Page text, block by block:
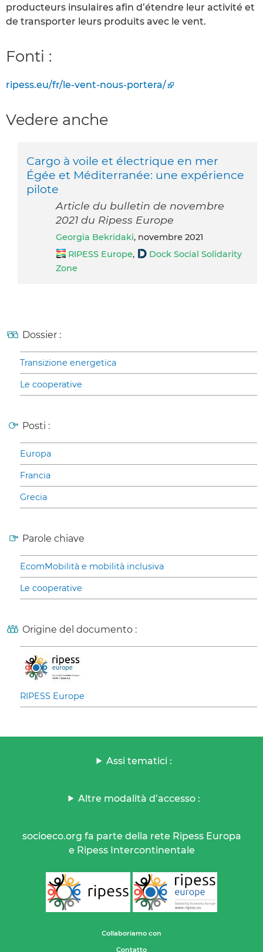
producteurs insulaires afin d’étendre leur activité et
de transporter leurs produits avec le vent.
Fonti :
ripess.eu/fr/le-vent-nous-portera/
Vedere anche
Cargo à voile et électrique en mer
Égée et Méditerranée: une expérience
pilote
Article du bulletin de novembre
2021 du Ripess Europe
Georgia Bekridaki, novembre 2021
RIPESS Europe,
Dock Social Solidarity
Zone
Dossier :
Transizione energetica
Le cooperative
Posti :
Europa
Francia
Grecia
Parole chiave
EcomMobilità e mobilità inclusiva
Le cooperative
Origine del documento :
RIPESS Europe
Assi tematici :
Altre modalità d’accesso :
socioeco.org fa parte della rete Ripess Europa
e Ripess Intercontinentale
Collaboriamo con
Contatto